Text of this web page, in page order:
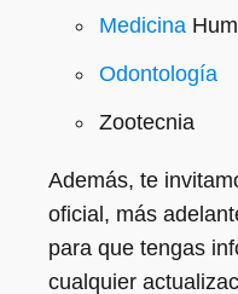
Medicina
Odontología
Zootecnia
Además, te
oficial, más
para que tengas
cualquier